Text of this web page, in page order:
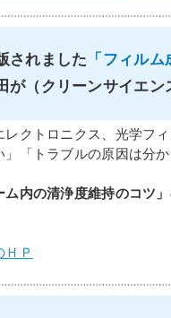
されました 「フィル
が（クリーンサイエ
レクトロニクス、光学フ
」「トラブルの原因は分
ム内の清浄度維持のコツ」
Ｐ